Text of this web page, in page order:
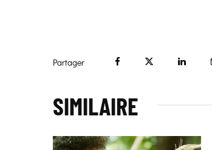
Partager
SIMILAIRE